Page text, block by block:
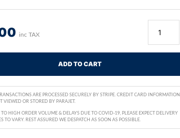
inc TAX
ADD TO CART
ARE PROCESSED SECURELY BY STRIPE. CREDIT CARD INFORMATION
VIEWED OR STORED BY PARAJET.
TO HIGH ORDER VOLUME & DELAYS DUE TO COVID-19, PLEASE EXPECT DELIVERY
TO VARY. REST ASSURED WE DESPATCH AS SOON AS POSSIBLE.